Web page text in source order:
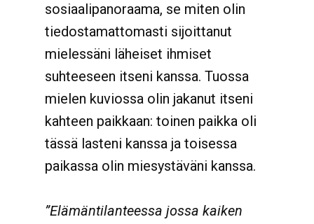
sosiaalipanoraama, se miten olin
tiedostamattomasti sijoittanut
mielessäni läheiset ihmiset
suhteeseen itseni kanssa. Tuossa
mielen kuviossa olin jakanut itseni
kahteen paikkaan: toinen paikka oli
tässä lasteni kanssa ja toisessa
paikassa olin miesystäväni kanssa.
”Elämäntilanteessa jossa kaiken